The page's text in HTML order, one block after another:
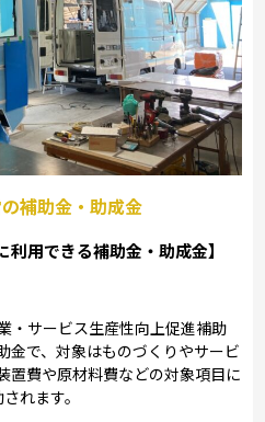
補助金・助成金
利用できる補助金・助成金】
・サービス生産性向上促進補助
金で、対象はものづくりやサービ
置費や原材料費などの対象項目に
れます。